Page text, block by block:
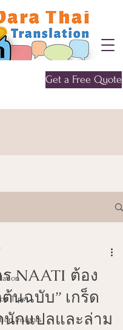
Get a Free Quote
Tips
Insights
NAATI ต้อง
นฉบับ” เกร็ด
นักแปลและล่าม